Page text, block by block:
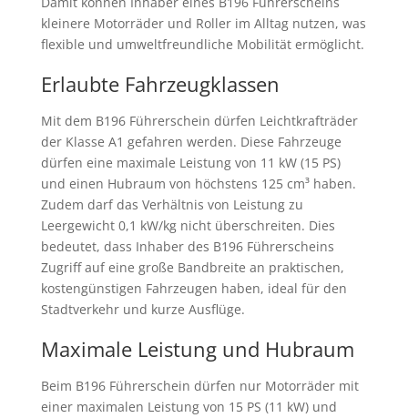
kleinere Motorräder und Roller im Alltag nutzen, was
flexible und umweltfreundliche Mobilität ermöglicht.
Erlaubte Fahrzeugklassen
Mit dem B196 Führerschein dürfen Leichtkrafträder
der Klasse A1 gefahren werden. Diese Fahrzeuge
dürfen eine maximale Leistung von 11 kW (15 PS)
und einen Hubraum von höchstens 125 cm³ haben.
Zudem darf das Verhältnis von Leistung zu
Leergewicht 0,1 kW/kg nicht überschreiten. Dies
bedeutet, dass Inhaber des B196 Führerscheins
Zugriff auf eine große Bandbreite an praktischen,
kostengünstigen Fahrzeugen haben, ideal für den
Stadtverkehr und kurze Ausflüge.
Maximale Leistung und Hubraum
Beim B196 Führerschein dürfen nur Motorräder mit
einer maximalen Leistung von 15 PS (11 kW) und